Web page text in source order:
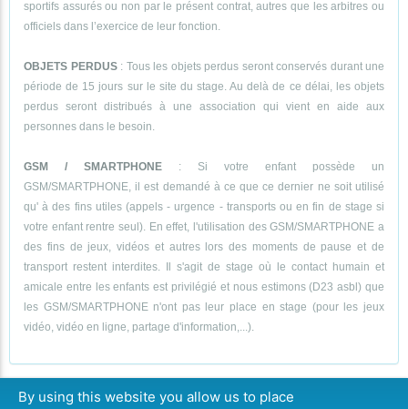
sportifs assurés ou non par le présent contrat, autres que les arbitres ou
officiels dans l’exercice de leur fonction.
OBJETS PERDUS: Tous les objets perdus seront conservés durant une
période de 15 jours sur le site du stage. Au delà de ce délai, les objets
perdus seront distribués à une association qui vient en aide aux
personnes dans le besoin.
GSM / SMARTPHONE : Si votre enfant possède un
GSM/SMARTPHONE, il est demandé à ce que ce dernier ne soit utilisé
qu' à des fins utiles (appels - urgence - transports ou en fin de stage si
votre enfant rentre seul). En effet, l'utilisation des GSM/SMARTPHONE a
des fins de jeux, vidéos et autres lors des moments de pause et de
transport restent interdites. Il s'agit de stage où le contact humain et
amicale entre les enfants est privilégié et nous estimons (D23 asbl) que
les GSM/SMARTPHONE n'ont pas leur place en stage (pour les jeux
vidéo, vidéo en ligne, partage d'information,...).
By using this website you allow us to place